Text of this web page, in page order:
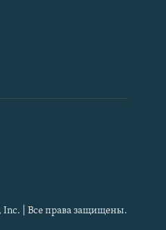
Inc. | Все права защищены.